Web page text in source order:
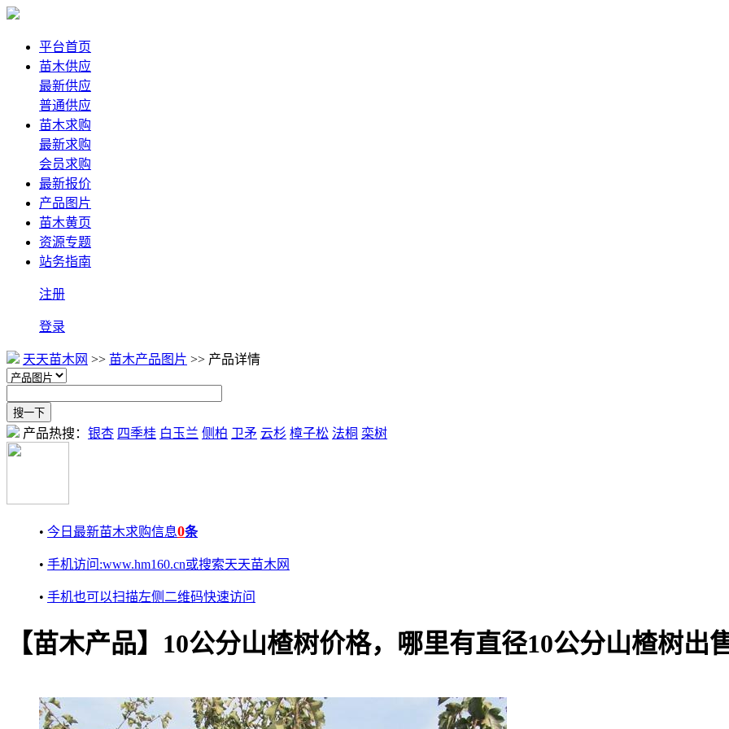
平台首页
苗木供应
最新供应
普通供应
苗木求购
最新求购
会员求购
最新报价
产品图片
苗木黄页
资源专题
站务指南
注册
登录
天天苗木网 >> 苗木产品图片 >> 产品详情
产品热搜： 银杏 四季桂 白玉兰 侧柏 卫矛 云杉 樟子松 法桐 栾树
• 今日最新苗木求购信息0条
• 手机访问:www.hm160.cn或搜索天天苗木网
• 手机也可以扫描左侧二维码快速访问
【苗木产品】10公分山楂树价格，哪里有直径10公分山楂树出